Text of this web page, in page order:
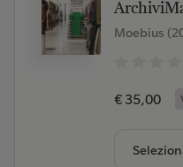
Moebius
€ 35,00